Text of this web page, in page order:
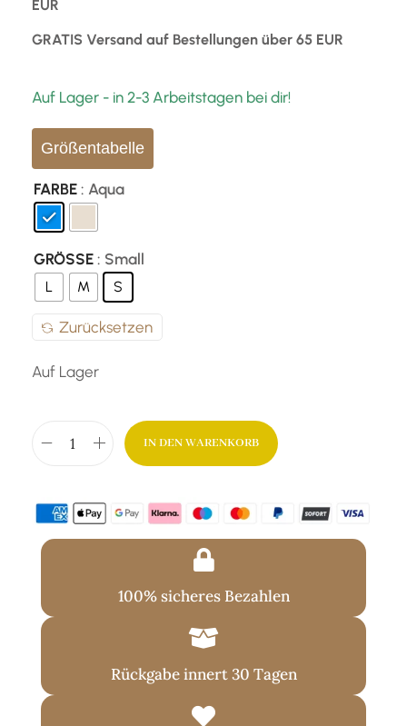
EUR
GRATIS Versand auf Bestellungen über 65 EUR
Auf Lager - in 2-3 Arbeitstagen bei dir!
Größentabelle
FARBE : Aqua
GRÖSSE : Small
L M S
Zurücksetzen
Auf Lager
IN DEN WARENKORB
100% sicheres Bezahlen
Rückgabe innert 30 Tagen